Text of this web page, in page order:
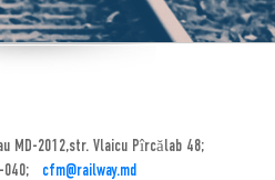
MD-2012,str. Vlaicu Pîrcălab 48;
040;
cfm@railway.md